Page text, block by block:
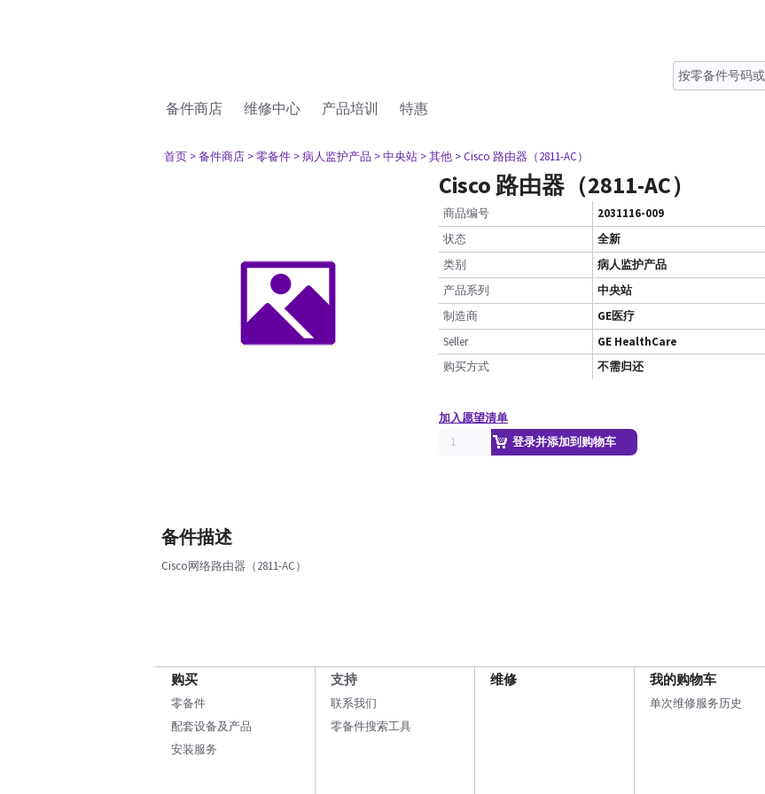
备件商店 维修中心 产品培训 特惠
首页 > 备件商店 > 零备件 > 病人监护产品 > 中央站 > 其他 > Cisco 路由器（2811-AC）
Cisco 路由器（2811-AC）
商品编号
2031116-009
状态
全新
类别
病人监护产品
产品系列
中央站
制造商
GE医疗
Seller
GE HealthCare
购买方式
不需归还
加入愿望清单
登录并添加到购物车
备件描述
Cisco网络路由器（2811-AC）
购买
零备件
配套设备及产品
安装服务
支持
联系我们
零备件搜索工具
维修 我的购物车
单次维修服务历史